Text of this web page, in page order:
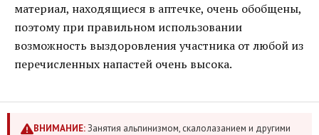
материал, находящиеся в аптечке, очень обобщены,
поэтому при правильном использовании
возможность выздоровления участника от любой из
перечисленных напастей очень высока.
ВНИМАНИЕ:Занятия альпинизмом, скалолазанием и другими